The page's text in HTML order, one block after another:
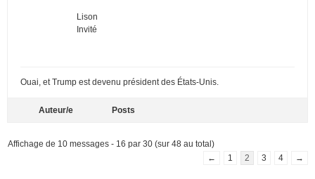
Lison
Invité
Ouai, et Trump est devenu président des États-Unis.
Auteur/e Posts
Affichage de 10 messages - 16 par 30 (sur 48 au total)
←
1 2 3 4 →